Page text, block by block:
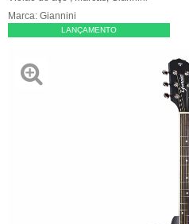
Marca: Giannini
LANÇAMENTO